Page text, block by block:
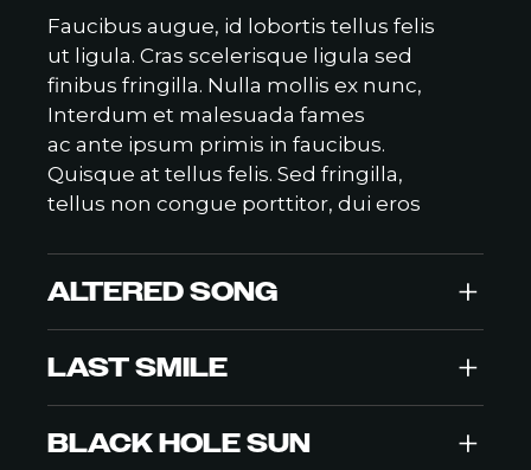
Faucibus augue, id lobortis tellus felis
ut ligula. Cras scelerisque ligula sed
finibus fringilla. Nulla mollis ex nunc,
Interdum et malesuada fames
ac ante ipsum primis in faucibus.
Quisque at tellus felis. Sed fringilla,
tellus non congue porttitor, dui eros
ALTERED SONG +
LAST SMILE +
BLACK HOLE SUN +